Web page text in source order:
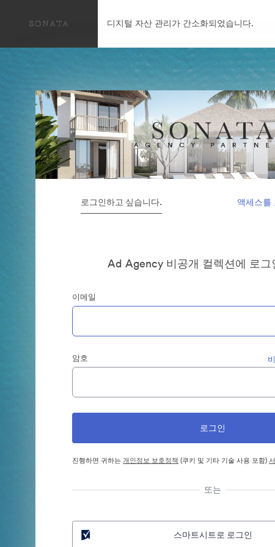
디지털 자산 관리가 간소화되었습니다.
로그인하고 싶습니다. 액세스를
Ad Agency 비공개 컬렉션에 로그
이메일
암호
진행하면 귀하는개인정보 보호정책 (쿠키 및 기타 기술 사용 포함)
또는
스마트시트로 로그인